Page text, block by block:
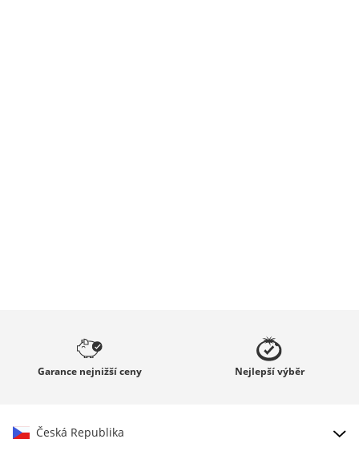
Garance nejnižší ceny Nejlepšívýběr
Česká Republika